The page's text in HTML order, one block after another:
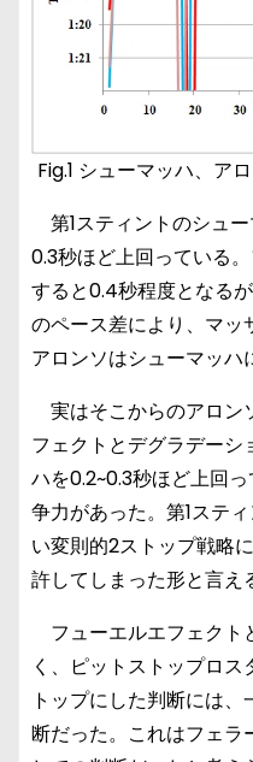
Fig.1 シューマッハ、ア
第1スティントのシュ
0.3秒ほど上回っている
すると0.4秒程度となる
のペース差により、マッ
アロンソはシューマッハ
実はそこからのアロン
フェクトとデグラデーシ
ハを0.2~0.3秒ほど上回
争力があった。第1ステ
い変則的2ストップ戦略
許してしまった形と言え
フューエルエフェクト
く、ピットストップロ
トップにした判断には
断だった。これはフェラ